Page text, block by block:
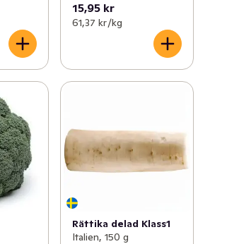
15,95 kr
61,37 kr /kg
Rättika delad Klass1
Italien, 150 g